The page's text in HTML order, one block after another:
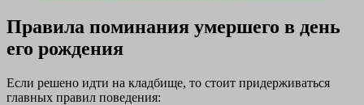
Правила поминания умершего в день
его рождения
Если решено идти на кладбище, то стоит придерживаться
главных правил поведения: